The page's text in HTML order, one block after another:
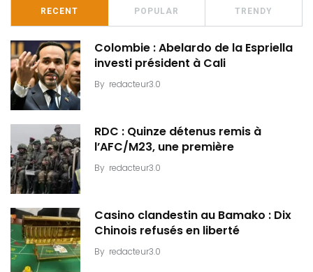
RECENT POPULAR TRENDY
Colombie : Abelardo de la Espriella
investi président à Cali
By redacteur3.0
RDC : Quinze détenus remis à
l’AFC/M23, une première
By redacteur3.0
Casino clandestin au Bamako : Dix
Chinois refusés en liberté
By redacteur3.0